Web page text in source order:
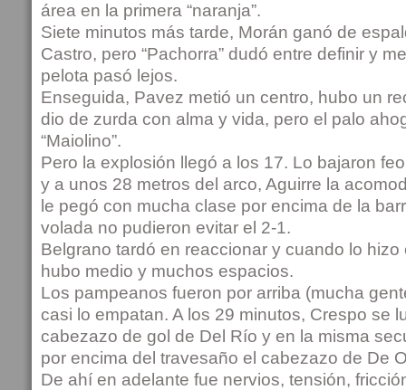
área en la primera “naranja”.
Siete minutos más tarde, Morán ganó de
Castro, pero “Pachorra” dudó entre definir y
pelota pasó lejos.
Enseguida, Pavez metió un centro, hubo un
dio de zurda con alma y vida, pero el palo
“Maiolino”.
Pero la explosión llegó a los 17. Lo bajaron
y a unos 28 metros del arco, Aguirre la
le pegó con mucha clase por encima de la
volada no pudieron evitar el 2-1.
Belgrano tardó en reaccionar y cuando lo hizo
hubo medio y muchos espacios.
Los pampeanos fueron por arriba (mucha
casi lo empatan. A los 29 minutos, Crespo se
cabezazo de gol de Del Río y en la misma
por encima del travesaño el cabezazo de De
De ahí en adelante fue nervios, tensión,